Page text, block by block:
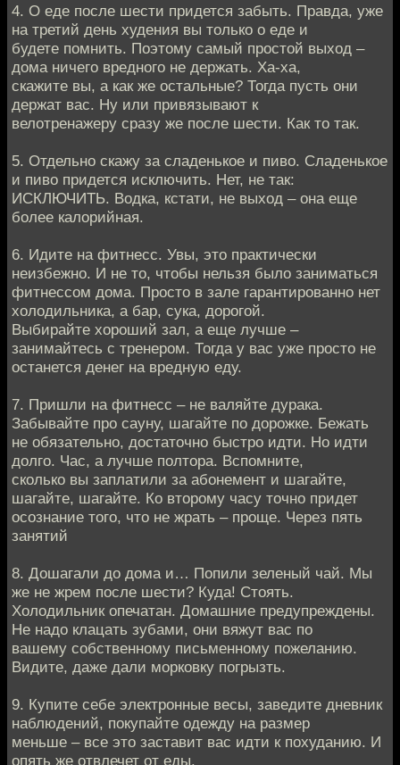
4. О еде после шести придется забыть. Правда, уже
на третий день худения вы только о еде и
будете помнить. Поэтому самый простой выход –
дома ничего вредного не держать. Ха-ха,
скажите вы, а как же остальные? Тогда пусть они
держат вас. Ну или привязывают к
велотренажеру сразу же после шести. Как то так.
5. Отдельно скажу за сладенькое и пиво. Сладенькое
и пиво придется исключить. Нет, не так:
ИСКЛЮЧИТЬ. Водка, кстати, не выход – она еще
более калорийная.
6. Идите на фитнесс. Увы, это практически
неизбежно. И не то, чтобы нельзя было заниматься
фитнессом дома. Просто в зале гарантированно нет
холодильника, а бар, сука, дорогой.
Выбирайте хороший зал, а еще лучше –
занимайтесь с тренером. Тогда у вас уже просто не
останется денег на вредную еду.
7. Пришли на фитнесс – не валяйте дурака.
Забывайте про сауну, шагайте по дорожке. Бежать
не обязательно, достаточно быстро идти. Но идти
долго. Час, а лучше полтора. Вспомните,
сколько вы заплатили за абонемент и шагайте,
шагайте, шагайте. Ко второму часу точно придет
осознание того, что не жрать – проще. Через пять
занятий
8. Дошагали до дома и… Попили зеленый чай. Мы
же не жрем после шести? Куда! Стоять.
Холодильник опечатан. Домашние предупреждены.
Не надо клацать зубами, они вяжут вас по
вашему собственному письменному пожеланию.
Видите, даже дали морковку погрызть.
9. Купите себе электронные весы, заведите дневник
наблюдений, покупайте одежду на размер
меньше – все это заставит вас идти к похуданию. И
опять же отвлечет от еды.